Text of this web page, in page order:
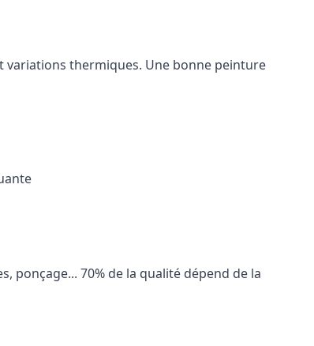
variations thermiques. Une bonne peinture
ponçage... 70% de la qualité dépend de la